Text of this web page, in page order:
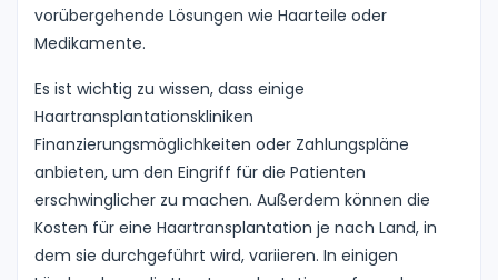
vorübergehende Lösungen wie Haarteile oder
Medikamente.
Es ist wichtig zu wissen, dass einige
Haartransplantationskliniken
Finanzierungsmöglichkeiten oder Zahlungspläne
anbieten, um den Eingriff für die Patienten
erschwinglicher zu machen. Außerdem können die
Kosten für eine Haartransplantation je nach Land, in
dem sie durchgeführt wird, variieren. In einigen